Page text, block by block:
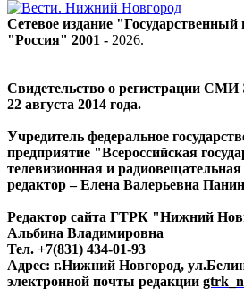
Сетевое издание "Государственный
"Россия" 2001 - 2026.
Свидетельство о регистрации
22 августа 2014 года.
Учредитель федеральное
предприятие "Всероссийская
телевизионная и
редактор – Елена Валерьевна
Редактор сайта ГТРК "Нижний
Альбина Владимировна
Тел. +7(831) 434-01-93
Адрес: г.Нижний Новгород,
электронной почты редакции